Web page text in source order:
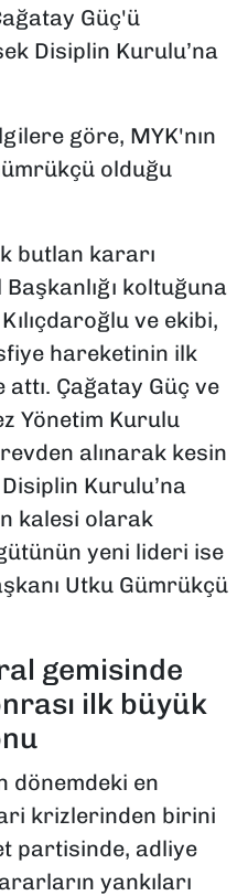
Güç'ü
Disiplin Kurulu’na
göre, MYK'nın
olduğu
butlan kararı
koltuğuna
ve ekibi,
hareketinin ilk
attı. Çağatay Güç ve
Yönetim Kurulu
alınarak kesin
Kurulu’na
kalesi olarak
yeni lideri ise
Utku Gümrükçü
gemisinde
ilk büyük
dönemdeki en
krizlerinden birini
partisinde, adliye
yankıları